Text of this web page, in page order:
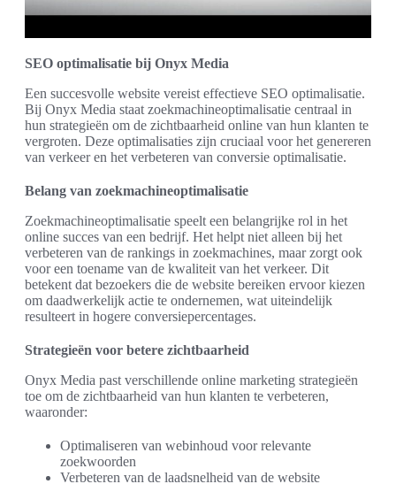
SEO optimalisatie bij Onyx Media
Een succesvolle website vereist effectieve SEO optimalisatie.
Bij Onyx Media staat zoekmachineoptimalisatie centraal in
hun strategieën om de zichtbaarheid online van hun klanten te
vergroten. Deze optimalisaties zijn cruciaal voor het genereren
van verkeer en het verbeteren van conversie optimalisatie.
Belang van zoekmachineoptimalisatie
Zoekmachineoptimalisatie speelt een belangrijke rol in het
online succes van een bedrijf. Het helpt niet alleen bij het
verbeteren van de rankings in zoekmachines, maar zorgt ook
voor een toename van de kwaliteit van het verkeer. Dit
betekent dat bezoekers die de website bereiken ervoor kiezen
om daadwerkelijk actie te ondernemen, wat uiteindelijk
resulteert in hogere conversiepercentages.
Strategieën voor betere zichtbaarheid
Onyx Media past verschillende online marketing strategieën
toe om de zichtbaarheid van hun klanten te verbeteren,
waaronder:
Optimaliseren van webinhoud voor relevante
zoekwoorden
Verbeteren van de laadsnelheid van de website